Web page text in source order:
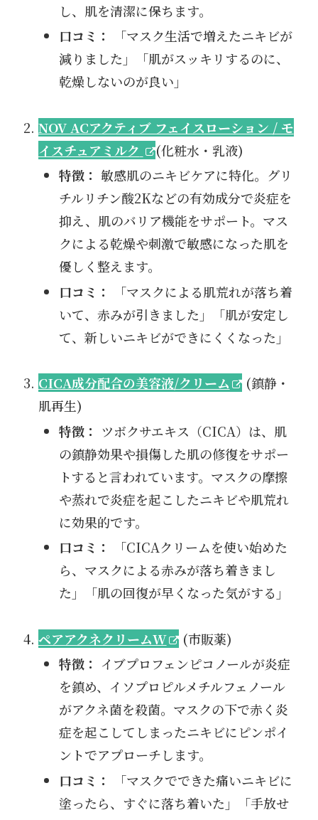
し、肌を清潔に保ちます。
口コミ：
「マスク生活で増えたニキビが
減りました」「肌がスッキリするのに、
乾燥しないのが良い」
NOV ACアクティブ フェイスローション / モ
イスチュアミルク
(化粧水・乳液)
特徴： 敏感肌のニキビケアに特化。グリ
チルリチン酸2Kなどの有効成分で炎症を
抑え、肌のバリア機能をサポート。マス
クによる乾燥や刺激で敏感になった肌を
優しく整えます。
口コミ：
「マスクによる肌荒れが落ち着
いて、赤みが引きました」「肌が安定し
て、新しいニキビができにくくなった」
CICA成分配合の美容液/クリーム
(鎮静・
肌再生)
特徴： ツボクサエキス（CICA）は、肌
の鎮静効果や損傷した肌の修復をサポー
トすると言われています。マスクの摩擦
や蒸れで炎症を起こしたニキビや肌荒れ
に効果的です。
口コミ：
「CICAクリームを使い始めた
ら、マスクによる赤みが落ち着きまし
た」「肌の回復が早くなった気がする」
ペアアクネクリームW
(市販薬)
特徴： イブプロフェンピコノールが炎症
を鎮め、イソプロピルメチルフェノール
がアクネ菌を殺菌。マスクの下で赤く炎
症を起こしてしまったニキビにピンポイ
ントでアプローチします。
口コミ：
「マスクでできた痛いニキビに
塗ったら、すぐに落ち着いた」「手放せ